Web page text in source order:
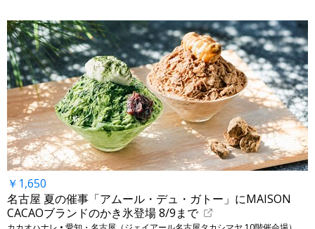
￥1,650
名古屋 夏の催事「アムール・デュ・ガトー」にMAISON
CACAOブランドのかき氷登場 8/9まで